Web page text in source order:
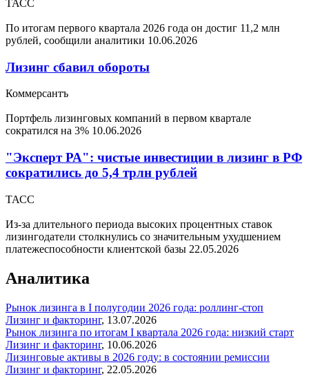
ТАСС
По итогам первого квартала 2026 года он достиг 11,2 млн
рублей, сообщили аналитики 10.06.2026
Лизинг сбавил обороты
Коммерсантъ
Портфель лизинговых компаний в первом квартале
сократился на 3% 10.06.2026
"Эксперт РА": чистые инвестиции в лизинг в РФ
сократились до 5,4 трлн рублей
ТАСС
Из-за длительного периода высоких процентных ставок
лизингодатели столкнулись со значительным ухудшением
платежеспособности клиентской базы 22.05.2026
Аналитика
Рынок лизинга в I полугодии 2026 года: роллинг-стоп
Лизинг и факторинг, 13.07.2026
Рынок лизинга по итогам I квартала 2026 года: низкий старт
Лизинг и факторинг, 10.06.2026
Лизинговые активы в 2026 году: в состоянии ремиссии
Лизинг и факторинг, 22.05.2026